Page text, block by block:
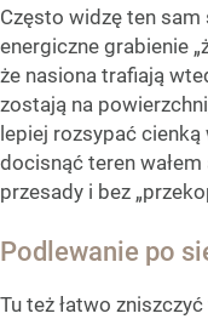
Często widzę ten
energiczne grabienie
że nasiona trafiają
zostają na
lepiej rozsypać
docisnąć teren
przesady i bez
Podlewanie po
Tu też łatwo